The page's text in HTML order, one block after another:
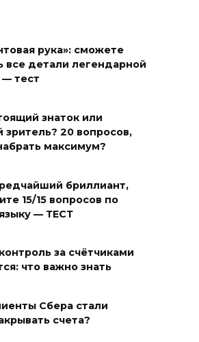
рука»: сможете
все детали легендарной
тест
знаток или
зритель? 20 вопросов,
максимум?
бриллиант,
15/15 вопросов по
— ТЕСТ
за счётчиками
что важно знать
Сбера стали
счета?